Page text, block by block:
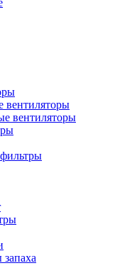
вентиляторы
вентиляторы